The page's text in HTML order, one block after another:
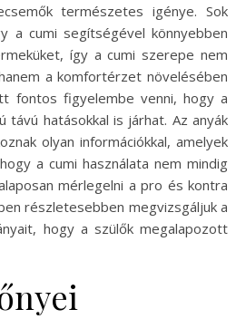
természetes igénye. Sok
a cumi segítségével könnyebben
így a cumi szerepe nem
a komfortérzet növelésében
fontos figyelembe venni, hogy a
távú hatásokkal is járhat. Az anyák
olyan információkkal, amelyek
a cumi használata nem mindig
mérlegelni a pro és kontra
részletesebben megvizsgáljuk a
hogy a szülők megalapozott